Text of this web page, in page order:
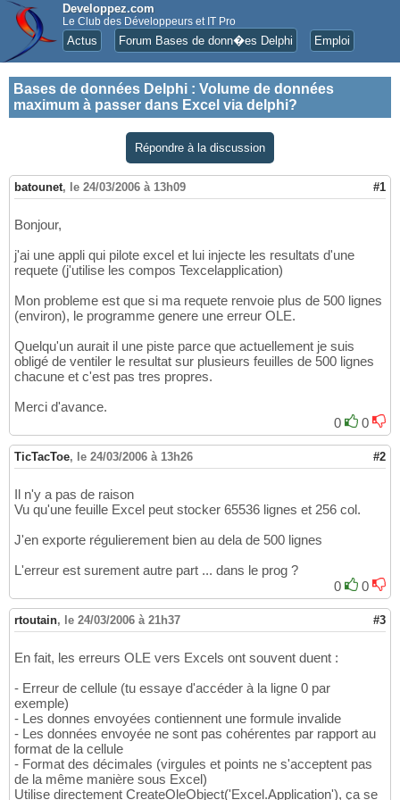
Developpez.com
Le Club des Développeurs et IT Pro
Actus Forum Bases de donn�es Delphi Emploi
Bases de données Delphi : Volume de données
maximum à passer dans Excel via delphi?
Répondre à la discussion
batounet, le 24/03/2006 à 13h09 #1
Bonjour,
j'ai une appli qui pilote excel et lui injecte les resultats d'une
requete (j'utilise les compos Texcelapplication)
Mon probleme est que si ma requete renvoie plus de 500 lignes
(environ), le programme genere une erreur OLE.
Quelqu'un aurait il une piste parce que actuellement je suis
obligé de ventiler le resultat sur plusieurs feuilles de 500 lignes
chacune et c'est pas tres propres.
Merci d'avance.
0
0
TicTacToe, le 24/03/2006 à 13h26 #2
Il n'y a pas de raison
Vu qu'une feuille Excel peut stocker 65536 lignes et 256 col.
J'en exporte régulierement bien au dela de 500 lignes
L'erreur est surement autre part ... dans le prog ?
0
0
rtoutain, le 24/03/2006 à 21h37 #3
En fait, les erreurs OLE vers Excels ont souvent duent :
- Erreur de cellule (tu essaye d'accéder à la ligne 0 par
exemple)
- Les donnes envoyées contiennent une formule invalide
- Les données envoyée ne sont pas cohérentes par rapport au
format de la cellule
- Format des décimales (virgules et points ne s'acceptent pas
de la même manière sous Excel)
Utilise directement CreateOleObject('Excel.Application'), ça se